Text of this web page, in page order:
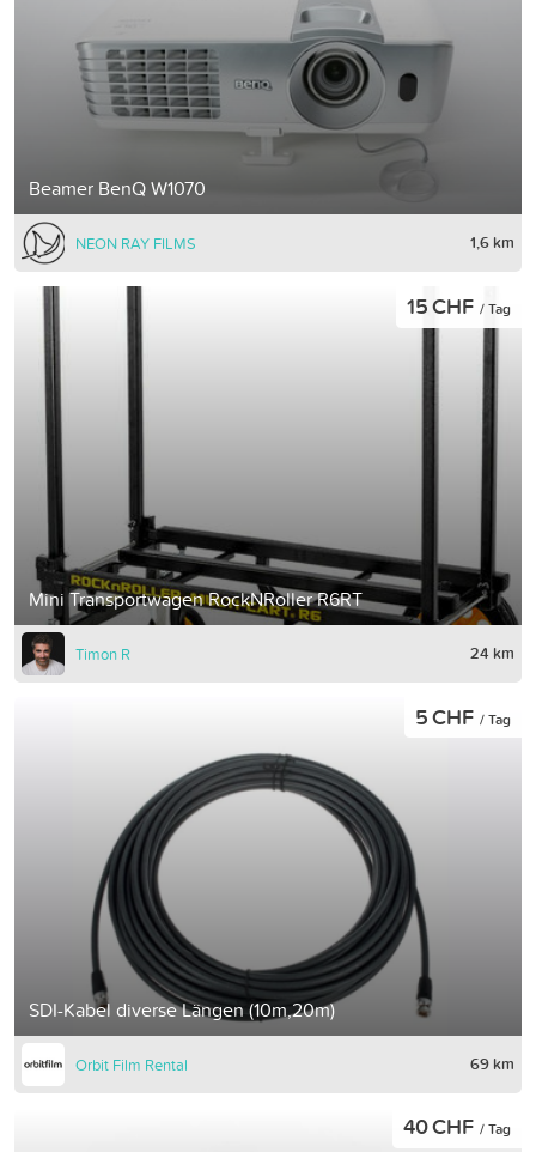
Beamer BenQ W1070
NEON RAY FILMS 1,6 km
Mini Transportwagen RockNRoller R6RT
15 CHF / Tag
Timon R 24 km
SDI-Kabel diverse Längen (10m,20m)
5 CHF / Tag
Orbit Film Rental 69 km
40 CHF / Tag